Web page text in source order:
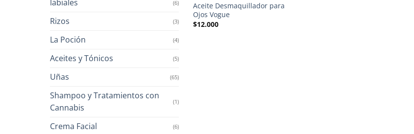
labiales (6)
Rizos (3)
La Poción (4)
Aceites y Tónicos (5)
Uñas (65)
Shampoo y Tratamientos con
Cannabis
(1)
Crema Facial (6)
Aceite Desmaquillador para
Ojos Vogue
$12.000